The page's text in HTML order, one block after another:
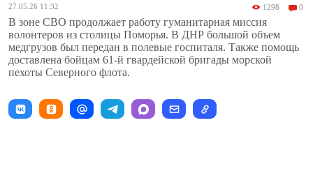
27.05.26 11:32 1298 0
В зоне СВО продолжает работу гуманитарная миссия
волонтеров из столицы Поморья. В ДНР большой объем
медгрузов был передан в полевые госпиталя. Также помощь
доставлена бойцам 61-й гвардейской бригады морской
пехоты Северного флота.